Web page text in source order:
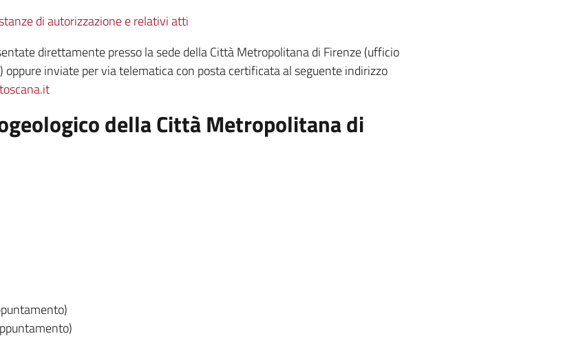
di autorizzazione e relativi atti
direttamente presso la sede della Città Metropolitana di Firenze (ufficio
oppure inviate per via telematica con posta certificata al seguente indirizzo
della Città Metropolitana di